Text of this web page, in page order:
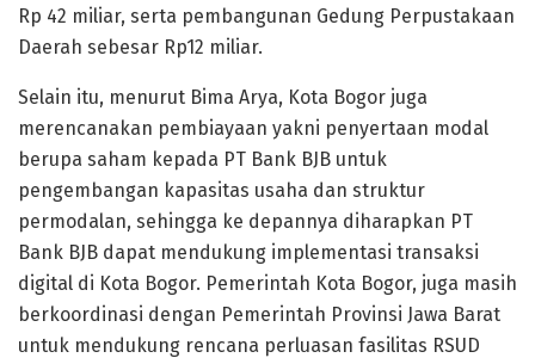
Rp 42 miliar, serta pembangunan Gedung Perpustakaan
Daerah sebesar Rp12 miliar.
Selain itu, menurut Bima Arya, Kota Bogor juga
merencanakan pembiayaan yakni penyertaan modal
berupa saham kepada PT Bank BJB untuk
pengembangan kapasitas usaha dan struktur
permodalan, sehingga ke depannya diharapkan PT
Bank BJB dapat mendukung implementasi transaksi
digital di Kota Bogor. Pemerintah Kota Bogor, juga masih
berkoordinasi dengan Pemerintah Provinsi Jawa Barat
untuk mendukung rencana perluasan fasilitas RSUD